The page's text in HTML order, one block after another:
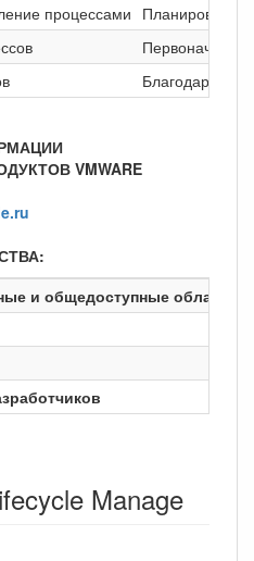
процессами
Благодаря
VMWARE
и общедоступные облака
Manage